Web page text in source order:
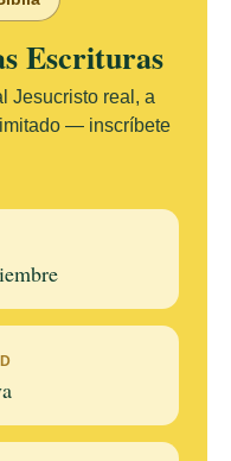
Escrituras
Jesucristo real, a
— inscríbete